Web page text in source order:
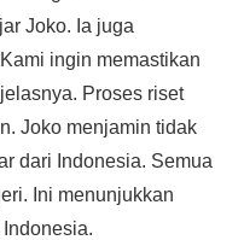
Joko. Ia juga
ingin memastikan
Proses riset
Joko menjamin tidak
dari Indonesia. Semua
Ini menunjukkan